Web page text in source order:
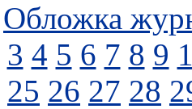
Обложка
3 4 5 6 7 8 9
25 26 27 28